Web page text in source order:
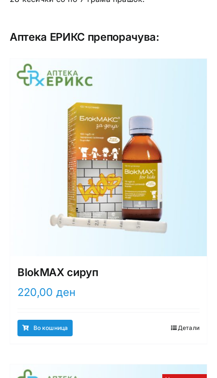
Аптека ЕРИКС препорачува:
BlokMAX сируп
220,00 ден
Во кошница Детали